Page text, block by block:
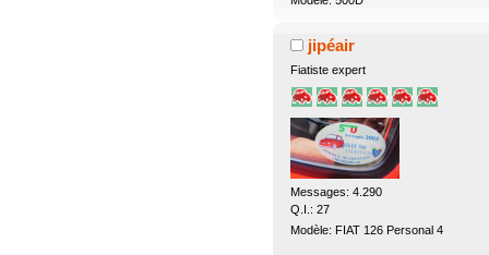
jipéair
Fiatiste expert
Messages: 4.290
Q.I.: 27
Modèle: FIAT 126 Personal 4